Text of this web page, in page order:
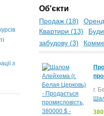
з
Об'єкти
Продаж (18)
Квартири (13)
забудову (3)
г.